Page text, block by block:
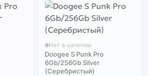
Нет в наличии
Doogee S Punk Pro
6Gb/256Gb Silver
(Серебристый)